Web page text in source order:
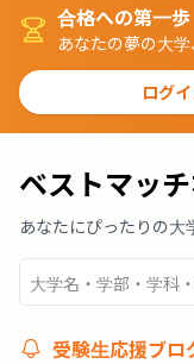
合格への第一歩
あなたの夢の大
ログ
ベストマッ
あなたにぴったりの
受験生応援ブロ